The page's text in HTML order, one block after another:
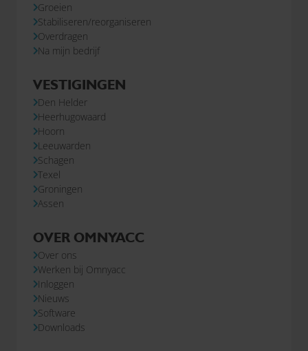
Groeien
Stabiliseren/reorganiseren
Overdragen
Na mijn bedrijf
VESTIGINGEN
Den Helder
Heerhugowaard
Hoorn
Leeuwarden
Schagen
Texel
Groningen
Assen
OVER OMNYACC
Over ons
Werken bij Omnyacc
Inloggen
Nieuws
Software
Downloads